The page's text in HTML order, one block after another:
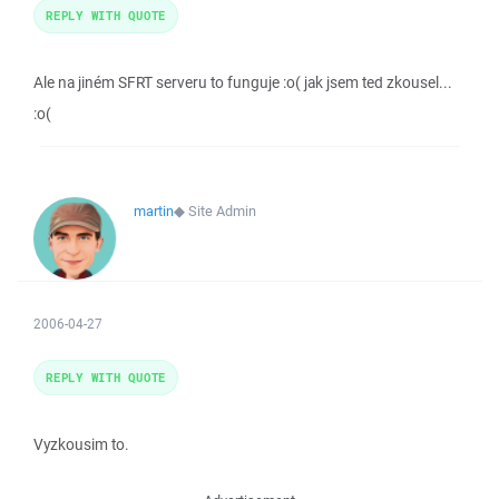
Ale na jiném SFRT serveru to funguje :o( jak jsem ted zkousel...
:o(
REPLY WITH QUOTE
martin◆Site Admin
2006-04-27
Vyzkousim to.
REPLY WITH QUOTE